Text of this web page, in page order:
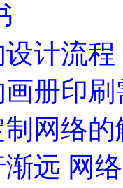
计流程
册印
网络的
远 网